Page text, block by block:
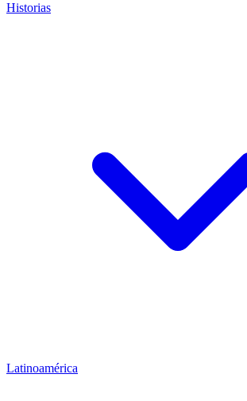
Historias
Latinoamérica